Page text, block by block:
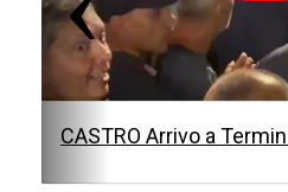
CASTRO Arrivo a
u
s